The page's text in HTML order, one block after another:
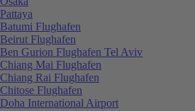
Pattaya
Batumi Flughafen
Beirut Flughafen
Ben Gurion Flughafen Tel Aviv
Chiang Mai Flughafen
Chiang Rai Flughafen
Chitose Flughafen
Doha International Airport